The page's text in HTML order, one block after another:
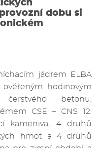
dobu si
jádrem ELBA
hodinovým
betonu,
CSE – CNS 12.
kameniva, 4 druhů
hmot a 4 druhů